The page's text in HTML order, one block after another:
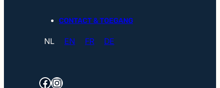
CONTACT & TOEGANG
NL EN FR DE
Facebook Instagram